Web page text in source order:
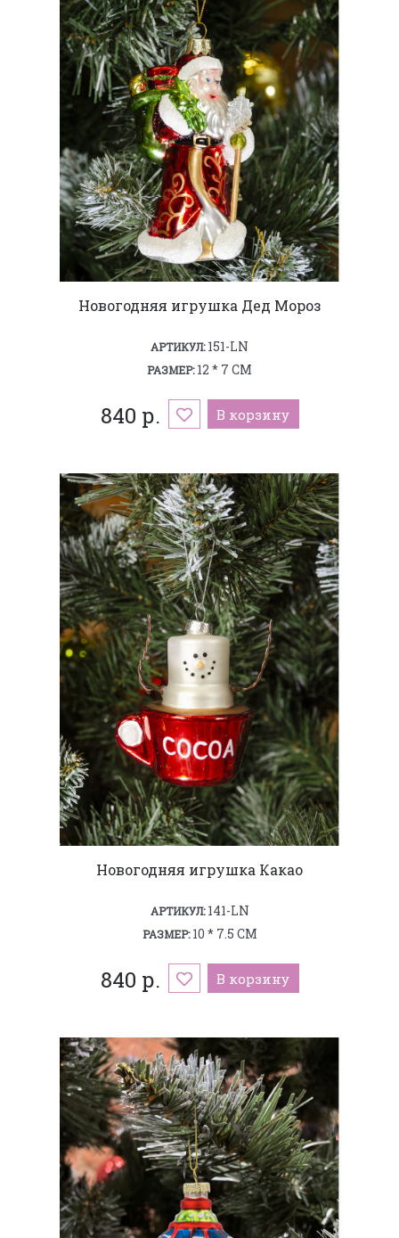
Новогодняя игрушка Дед Мороз
АРТИКУЛ:151-LN
РАЗМЕР:12 * 7 СМ
840 р. В корзину
Новогодняя игрушка Какао
АРТИКУЛ:141-LN
РАЗМЕР:10 * 7.5 СМ
840 р. В корзину